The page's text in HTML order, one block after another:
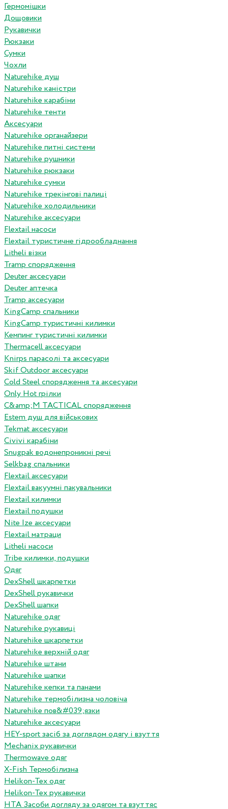
Гермомішки
Дощовики
Рукавички
Рюкзаки
Сумки
Чохли
Naturehike душ
Naturehike каністри
Naturehike карабіни
Naturehike тенти
Аксесуари
Naturehike органайзери
Naturehike питні системи
Naturehike рушники
Naturehike рюкзаки
Naturehike сумки
Naturehike трекінгові палиці
Naturehike холодильники
Naturehike аксесуари
Flextail насоси
Flextail туристичне гідрообладнання
Litheli візки
Tramp спорядження
Deuter аксесуари
Deuter аптечка
Tramp аксесуари
KingCamp спальники
KingCamp туристичні килимки
Кемпинг туристичні килимки
Thermacell аксесуари
Knirps парасолі та аксесуари
Skif Outdoor аксесуари
Cold Steel спорядження та аксесуари
Only Hot грілки
C&amp;M TACTICAL спорядження
Estem душ для військових
Tekmat аксесуари
Сivivi карабіни
Snugpak водонепроникні речі
Selkbag спальники
Flextail аксесуари
Flextail вакуумні пакувальники
Flextail килимки
Flextail подушки
Nite Ize аксесуари
Flextail матраци
Litheli насоси
Tribe килимки, подушки
Одяг
DexShell шкарпетки
DexShell рукавички
DexShell шапки
Naturehike одяг
Naturehike рукавиці
Naturehike шкарпетки
Naturehike верхній одяг
Naturehike штани
Naturehike шапки
Naturehike кепки та панами
Naturehike термобілизна чоловіча
Naturehike пов&#039;язки
Naturehike аксесуари
HEY-sport засіб за доглядом одягу і взуття
Mechanix рукавички
Thermowave одяг
X-Fish Термобілизна
Helikon-Tex одяг
Helikon-Tex рукавички
HTA Засоби догляду за одягом та взуттяс